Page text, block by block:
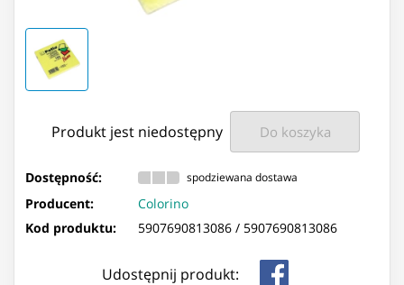
Produkt jest niedostępny Do koszyka
Dostępność: spodziewana dostawa
Producent:
Colorino
Kod produktu:
5907690813086 / 5907690813086
Udostępnij produkt: